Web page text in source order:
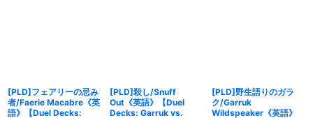
[PLD]フェアリーの忌み
者/Faerie Macabre《英
語》【Duel Decks:
[PLD]殺し/Snuff
Out《英語》【Duel
Decks: Garruk vs.
[PLD]野生語りのガラ
ク/Garruk
Wildspeaker《英語》